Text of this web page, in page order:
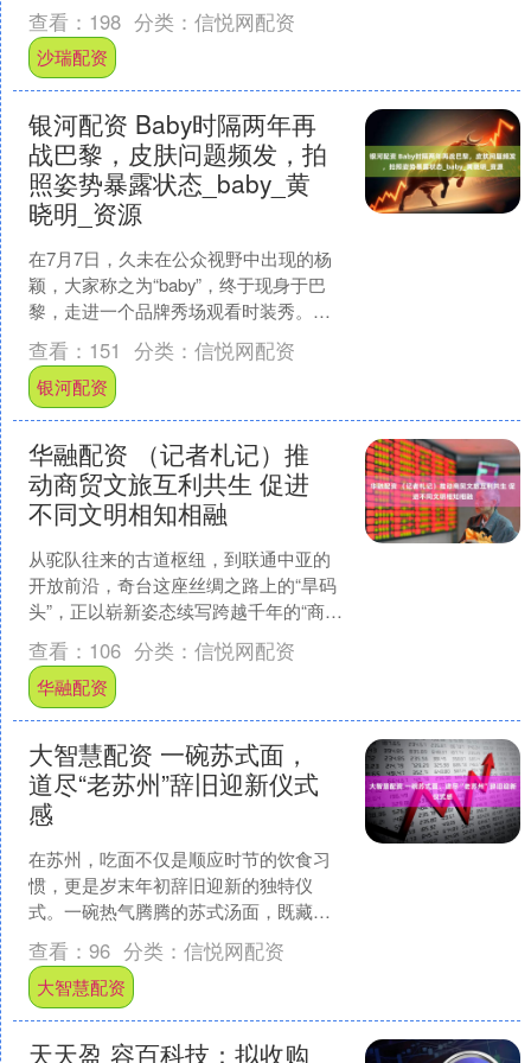
像身体的“承重柱”，一旦股骨头缺血坏
死，就像“房梁开....
查看： 198 分类： 信悦网配资
沙瑞配资
银河配资 Baby时隔两年再
战巴黎，皮肤问题频发，拍
照姿势暴露状态_baby_黄
晓明_资源
在7月7日，久未在公众视野中出现的杨
颖，大家称之为“baby”，终于现身于巴
黎，走进一个品牌秀场观看时装秀。这
是她自“疯马秀”事件之后，时隔两年再次
公开出现在巴....
查看： 151 分类： 信悦网配资
银河配资
华融配资 （记者札记）推
动商贸文旅互利共生 促进
不同文明相知相融
从驼队往来的古道枢纽，到联通中亚的
开放前沿，奇台这座丝绸之路上的“旱码
头”，正以崭新姿态续写跨越千年的“商贸
传奇”。 这份“传奇”，不仅在于得天独厚
的地理优势，....
查看： 106 分类： 信悦网配资
华融配资
大智慧配资 一碗苏式面，
道尽“老苏州”辞旧迎新仪式
感
在苏州，吃面不仅是顺应时节的饮食习
惯，更是岁末年初辞旧迎新的独特仪
式。一碗热气腾腾的苏式汤面，既藏着
老苏州代代相传的味觉记忆，更氤氲着
辞旧迎新的团圆暖意。寒意渐....
查看： 96 分类： 信悦网配资
大智慧配资
天天盈 容百科技：拟收购